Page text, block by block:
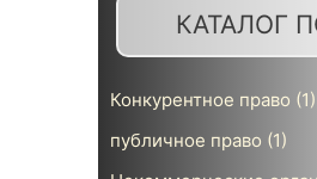
КАТАЛОГ
Конкурентное право (1)
публичное право (1)